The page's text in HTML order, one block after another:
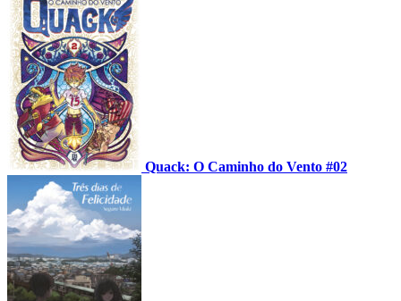
Quack: O Caminho do Vento #02